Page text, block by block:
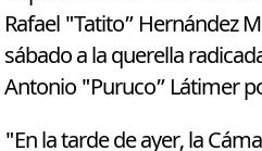
Rafael "Tatito” Hernández
sábado a la querella
Antonio "Puruco” Látimer
"En la tarde de ayer, la